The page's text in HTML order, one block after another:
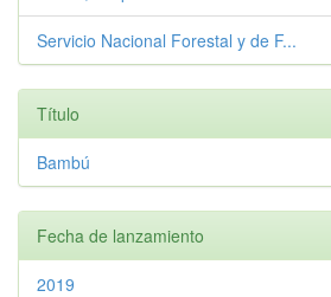
Servicio Nacional Forestal y de F...
Título
Bambú
Fecha de lanzamiento
2019